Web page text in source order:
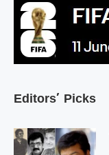
Editors’ Picks